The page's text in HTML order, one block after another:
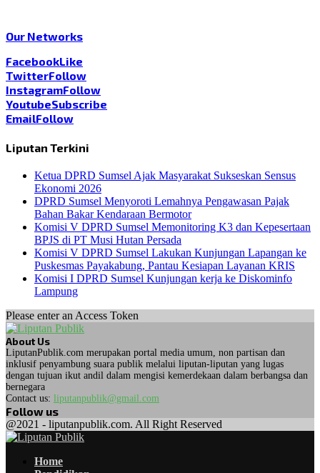
Our Networks
FacebookLike
TwitterFollow
InstagramFollow
YoutubeSubscribe
EmailFollow
Liputan Terkini
Ketua DPRD Sumsel Ajak Masyarakat Sukseskan Sensus
Ekonomi 2026
DPRD Sumsel Menyoroti Lemahnya Pengawasan Pajak
Bahan Bakar Kendaraan Bermotor
Komisi V DPRD Sumsel Memonitoring K3 dan Kepesertaan
BPJS di PT Musi Hutan Persada
Komisi V DPRD Sumsel Lakukan Kunjungan Lapangan ke
Puskesmas Payakabung, Pantau Kesiapan Layanan KRIS
Komisi I DPRD Sumsel Kunjungan kerja ke Diskominfo
Lampung
Please enter an Access Token
About Us
LiputanPublik.com merupakan portal media umum, non partisan dan
inklusif penyambung suara publik melalui liputan-liputan yang lugas
dengan tujuan ikut andil dalam mengisi kemerdekaan dalam berbangsa dan
bernegara
Contact us: liputanpublik@gmail.com
Follow us
Facebook
Twitter
Instagram
Whatsapp
@2021 - liputanpublik.com. All Right Reserved
Home